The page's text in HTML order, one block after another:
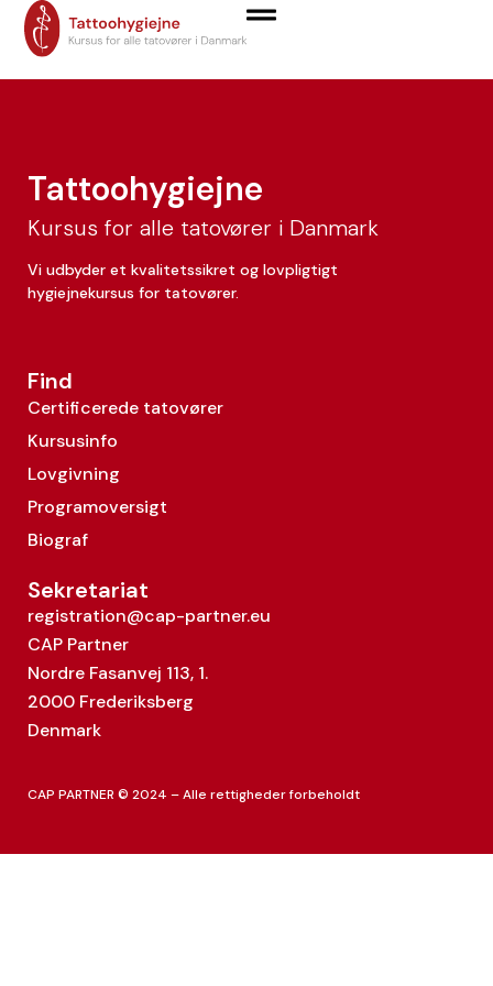
Frederikke Winther
Tattoohygiejne
Kursus for alle tatovører i Danmark
Vi udbyder et kvalitetssikret og lovpligtigt
hygiejnekursus for tatovører.
Find
Certificerede tatovører
Kursusinfo
Lovgivning
Programoversigt
Biograf
Sekretariat
registration@cap-partner.eu
CAP Partner
Nordre Fasanvej 113, 1.
2000 Frederiksberg
Denmark
CAP PARTNER © 2024 – Alle rettigheder forbeholdt